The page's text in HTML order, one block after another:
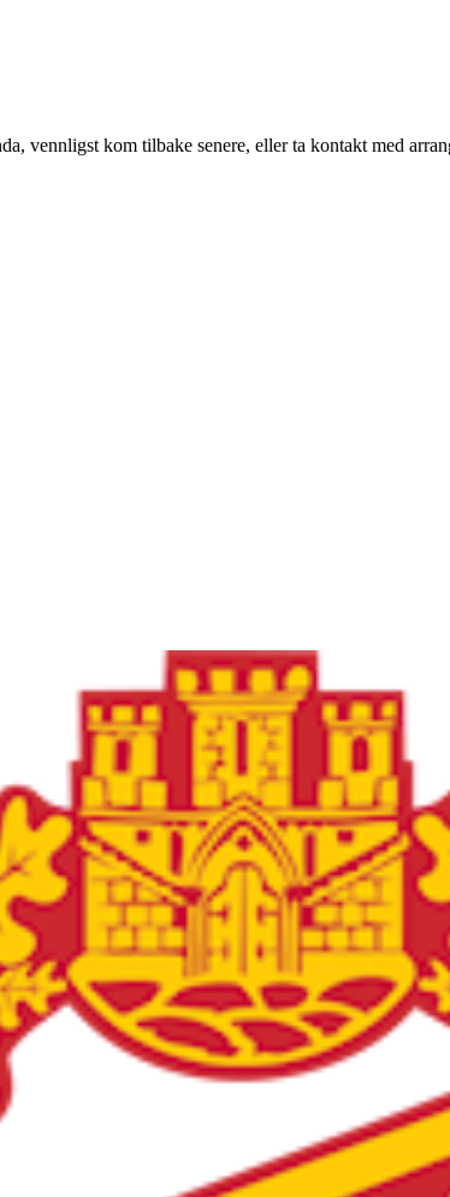
vennligst kom tilbake senere, eller ta kontakt med